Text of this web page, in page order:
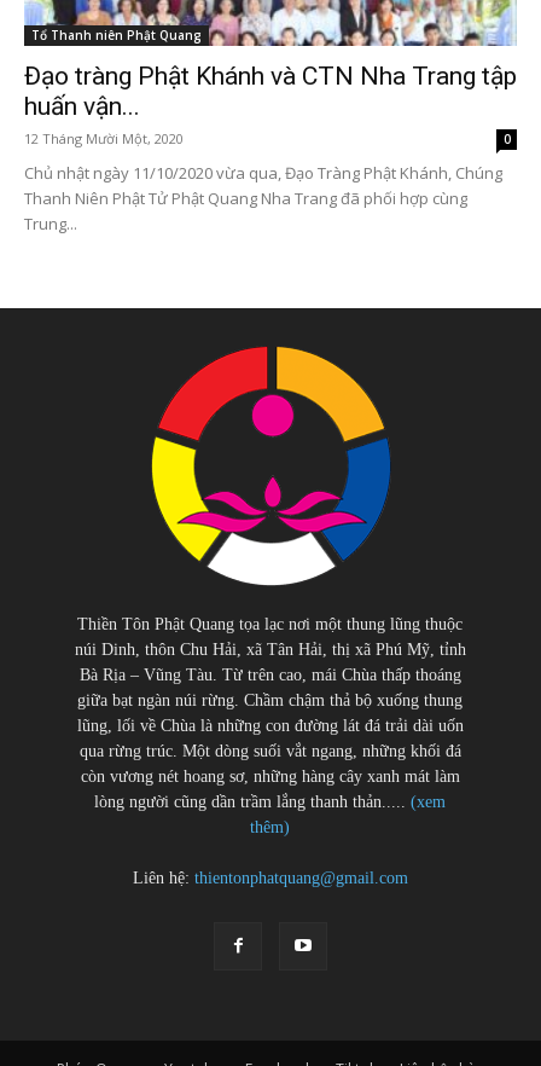
Tổ Thanh niên Phật Quang
Đạo tràng Phật Khánh và CTN Nha Trang tập
huấn vận...
12 Tháng Mười Một, 2020 0
Chủ nhật ngày 11/10/2020 vừa qua, Đạo Tràng Phật Khánh, Chúng
Thanh Niên Phật Tử Phật Quang Nha Trang đã phối hợp cùng
Trung...
Thiền Tôn Phật Quang tọa lạc nơi một thung lũng thuộc
núi Dinh, thôn Chu Hải, xã Tân Hải, thị xã Phú Mỹ, tỉnh
Bà Rịa – Vũng Tàu. Từ trên cao, mái Chùa thấp thoáng
giữa bạt ngàn núi rừng. Chầm chậm thả bộ xuống thung
lũng, lối về Chùa là những con đường lát đá trải dài uốn
qua rừng trúc. Một dòng suối vắt ngang, những khối đá
còn vương nét hoang sơ, những hàng cây xanh mát làm
lòng người cũng dần trầm lắng thanh thản.....(xem
thêm)
Liên hệ: thientonphatquang@gmail.com